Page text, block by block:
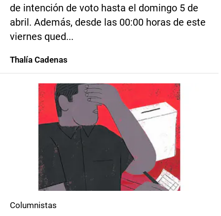
de intención de voto hasta el domingo 5 de
abril. Además, desde las 00:00 horas de este
viernes qued...
Thalía Cadenas
Columnistas